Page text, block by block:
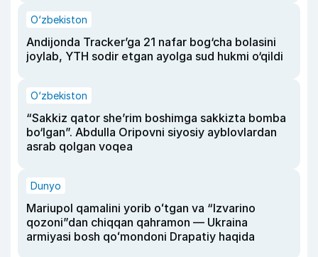
O‘zbekiston
Andijonda Tracker’ga 21 nafar bog‘cha bolasini
joylab, YTH sodir etgan ayolga sud hukmi o‘qildi
O‘zbekiston
“Sakkiz qator she’rim boshimga sakkizta bomba
bo‘lgan”. Abdulla Oripovni siyosiy ayblovlardan
asrab qolgan voqea
Dunyo
Mariupol qamalini yorib oʻtgan va “Izvarino
qozoni”dan chiqqan qahramon — Ukraina
armiyasi bosh qoʻmondoni Drapatiy haqida